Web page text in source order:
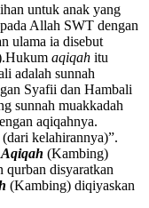
untuk anak yang
Allah SWT dengan
ulama ia disebut
aqiqah itu
adalah sunnah
Syafii dan Hambali
sunnah muakkadah
aqiqahnya.
kelahirannya)”.
Aqiqah (Kambing)
qurban disyaratkan
(Kambing) diqiyaskan